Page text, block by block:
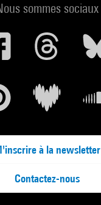
sommes sociaux
à la newsletter
Contactez-nous